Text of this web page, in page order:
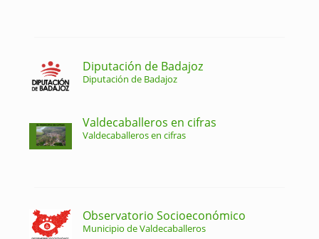
Diputación de Badajoz
Diputación de Badajoz
Valdecaballeros en cifras
Valdecaballeros en cifras
Observatorio Socioeconómico
Municipio de Valdecaballeros